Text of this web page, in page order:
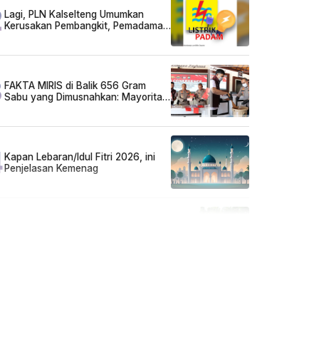
Lagi, PLN Kalselteng Umumkan
Kerusakan Pembangkit, Pemadaman
FAKTA MIRIS di Balik 656 Gram
Sabu yang Dimusnahkan: Mayoritas
Kapan Lebaran/Idul Fitri 2026, ini
Penjelasan Kemenag